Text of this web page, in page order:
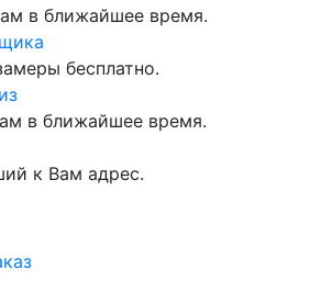
в ближайшее время.
бесплатно.
в ближайшее время.
к Вам адрес.